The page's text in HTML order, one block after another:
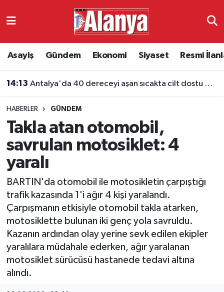
Asayiş Gündem Ekonomi Siyaset Resmi
14:13 Antalya'da 40 dereceyi aşan sıcakta cilt dostu giyim
HABERLER GÜNDEM
Takla atan otomobil,
savrulan motosiklet: 4
yaralı
BARTIN'da otomobil ile motosikletin çarpıştığı
trafik kazasında 1'i ağır 4 kişi yaralandı.
Çarpışmanın etkisiyle otomobil takla atarken,
motosiklette bulunan iki genç yola savruldu.
Kazanın ardından olay yerine sevk edilen ekipler
yaralılara müdahale ederken, ağır yaralanan
motosiklet sürücüsü hastanede tedavi altına
alındı.
Ekonomi
Resmi İlanlar
Alanyaspor
Turizm
E-Gazete
Antalya Namaz Vakitleri
Süper Lig Puan Durumu ve Fikstür
Tüm Manşetler
Son Dakika Haberleri
Haber Arşivi